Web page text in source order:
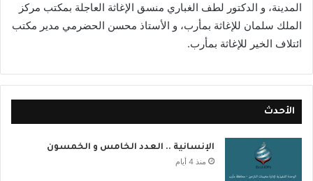
المدينة، و الدكتور لطف الغباري منسق الإغاثة العاجلة بمكتب مركز
الملك سلمان للإغاثة بمأرب، و الأستاذ محسن الحضرمي مدير مكتب
ائتلاف الخير للإغاثة بمأرب.
الأحدث
الإنسانية .. العدد الخامس و الخمسون
منذ 4 أيام